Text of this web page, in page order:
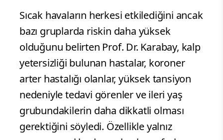
Sıcak havaların herkesi etkilediğini ancak
bazı gruplarda riskin daha yüksek
olduğunu belirten Prof. Dr. Karabay, kalp
yetersizliği bulunan hastalar, koroner
arter hastalığı olanlar, yüksek tansiyon
nedeniyle tedavi görenler ve ileri yaş
grubundakilerin daha dikkatli olması
gerektiğini söyledi. Özellikle yalnız